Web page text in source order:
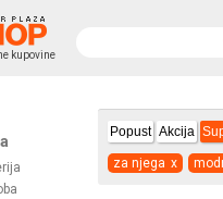
kupovine
Popust Akcija
za njega x